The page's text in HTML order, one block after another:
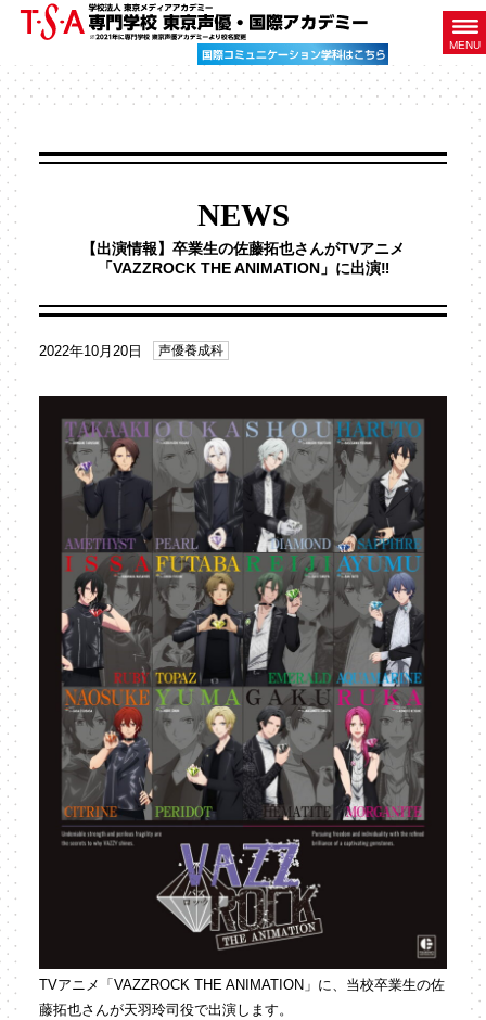
MENU
NEWS
【出演情報】卒業生の佐藤拓也さんがTVアニメ
「VAZZROCK THE ANIMATION」に出演‼
2022年10月20日 声優養成科
TVアニメ「VAZZROCK THE ANIMATION」に、当校卒業生の佐
藤拓也さんが天羽玲司役で出演します。